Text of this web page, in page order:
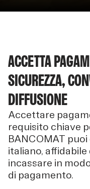
ACCETTA
SICUREZZA,
DIFFUSIONE
Accettare
requisito chiave
BANCOMAT
italiano, affidabile
incassare in
di pagamento.